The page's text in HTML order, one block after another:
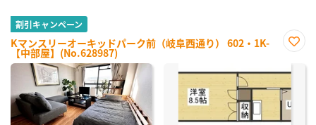
割引キャンペーン
Kマンスリーオーキッドパーク前（岐阜西通り） 602・1K-
【中部屋】(No.628987)
に入
り登
録